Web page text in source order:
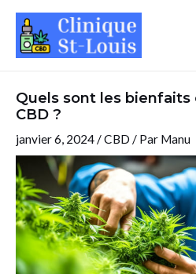
Aller
contenu
Quels sont les bienfaits
CBD ?
janvier 6, 2024/CBD / Par Manu
Navigation
des
articles